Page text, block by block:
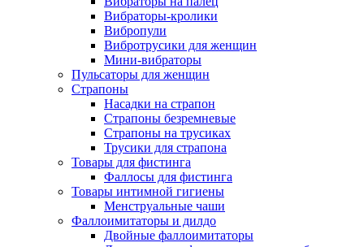
Вибраторы-кролики
Вибропули
Вибротрусики для женщин
Мини-вибраторы
Пульсаторы для женщин
Страпоны
Насадки на страпон
Страпоны безремневые
Страпоны на трусиках
Трусики для страпона
Товары для фистинга
Фаллосы для фистинга
Товары интимной гигиены
Менструальные чаши
Фаллоимитаторы и дилдо
Двойные фаллоимитаторы